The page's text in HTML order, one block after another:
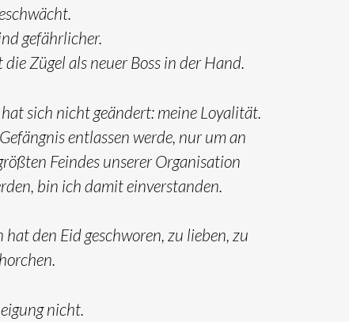
gefährlicher.
Zügel als neuer Boss in der Hand.
sich nicht geändert: meine Loyalität.
entlassen werde, nur um an
Feindes unserer Organisation
bin ich damit einverstanden.
den Eid geschworen, zu lieben, zu
nicht.